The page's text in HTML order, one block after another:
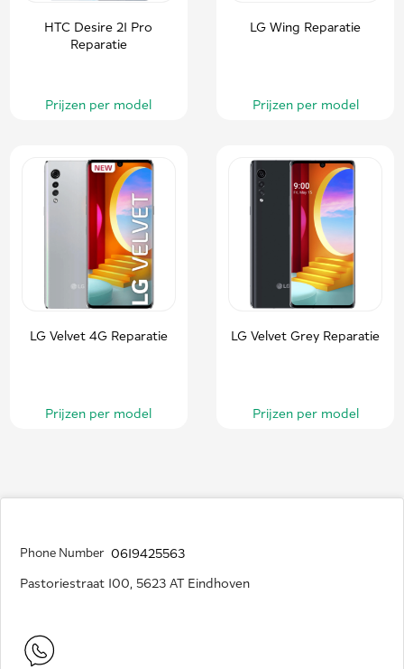
HTC Desire 21 Pro
Reparatie
Prijzen per model
LG Wing Reparatie
Prijzen per model
LG Velvet 4G Reparatie
Prijzen per model
LG Velvet Grey Reparatie
Prijzen per model
Phone Number 0619425563
Pastoriestraat 100, 5623 AT Eindhoven